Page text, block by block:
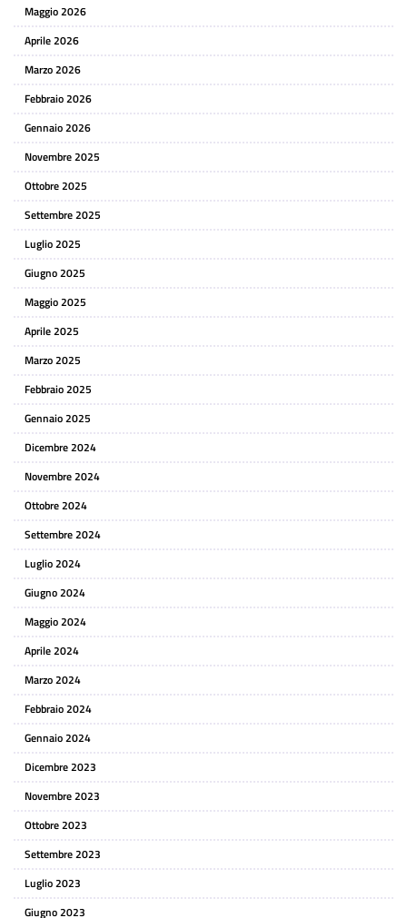
Maggio 2026
Aprile 2026
Marzo 2026
Febbraio 2026
Gennaio 2026
Novembre 2025
Ottobre 2025
Settembre 2025
Luglio 2025
Giugno 2025
Maggio 2025
Aprile 2025
Marzo 2025
Febbraio 2025
Gennaio 2025
Dicembre 2024
Novembre 2024
Ottobre 2024
Settembre 2024
Luglio 2024
Giugno 2024
Maggio 2024
Aprile 2024
Marzo 2024
Febbraio 2024
Gennaio 2024
Dicembre 2023
Novembre 2023
Ottobre 2023
Settembre 2023
Luglio 2023
Giugno 2023